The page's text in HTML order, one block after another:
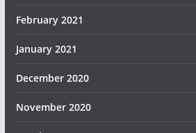
February 2021
January 2021
December 2020
November 2020